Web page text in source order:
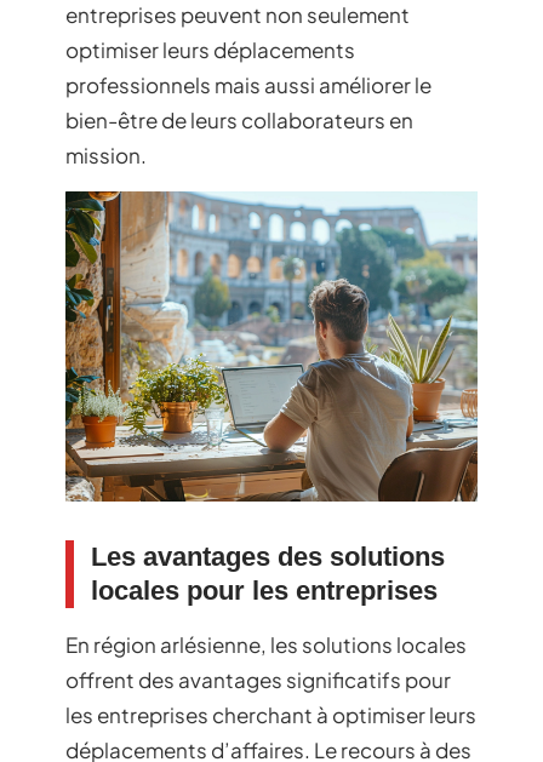
entreprises peuvent non seulement
optimiser leurs déplacements
professionnels mais aussi améliorer le
bien-être de leurs collaborateurs en
mission.
Les avantages des solutions
locales pour les entreprises
En région arlésienne, les solutions locales
offrent des avantages significatifs pour
les entreprises cherchant à optimiser leurs
déplacements d’affaires. Le recours à des